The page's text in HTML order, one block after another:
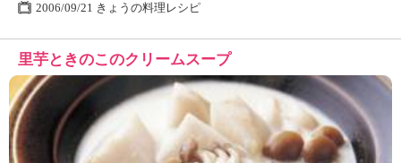
2006/09/21 きょうの料理レシピ
里芋ときのこのクリームスープ